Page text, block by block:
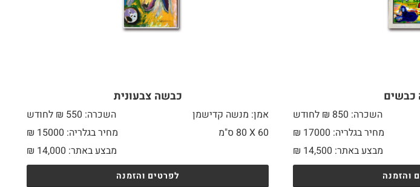
כבשים
השכרה: 850 ₪ לחודש
מחיר בגלריה: 17000 ₪
מבצע באתר:
₪ 14,500
והזמנה
כבשה צבעונית
אמן: מנשה קדישמן
השכרה: 550 ₪ לחודש
60 X
מחיר בגלריה: 15000 ₪
מבצע באתר:
₪ 14,000
לפרטים והזמנה